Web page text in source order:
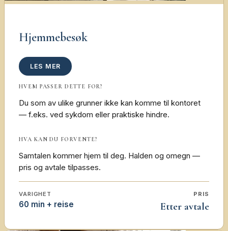
Hjemmebesøk
LES MER
HVEM PASSER DETTE FOR?
Du som av ulike grunner ikke kan komme til kontoret
— f.eks. ved sykdom eller praktiske hindre.
HVA KAN DU FORVENTE?
Samtalen kommer hjem til deg. Halden og omegn —
pris og avtale tilpasses.
VARIGHET
60 min + reise
PRIS
Etter avtale